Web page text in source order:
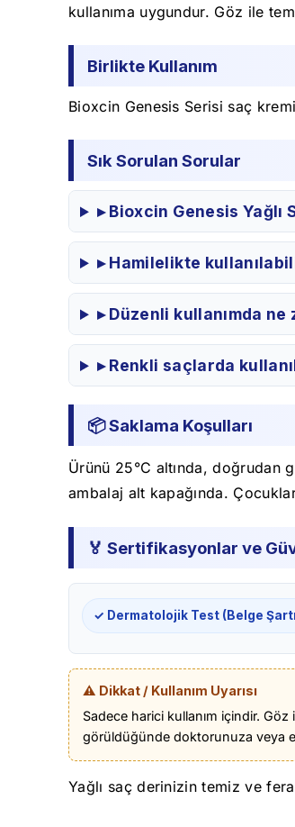
kullanıma uygundur. Göz ile
Birlikte Kullanım
Bioxcin Genesis Serisi saç
Sık Sorulan Sorular
▸ Bioxcin Genesis
▸ Hamilelikte
▸ Düzenli kullanımda
▸ Renkli saçlarda
📦 Saklama Koşulları
Ürünü 25°C altında, doğrudan
ambalaj alt kapağında.
🏅 Sertifikasyonlar ve
✓ Dermatolojik Test (Belge
⚠️ Dikkat / Kullanım Uyarısı
Sadece harici kullanım içindir.
görüldüğünde doktorunuza veya
Yağlı saç derinizin temiz ve